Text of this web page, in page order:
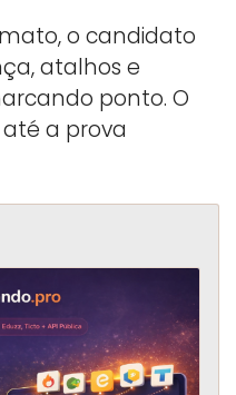
o candidato
atalhos e
ponto. O
a prova